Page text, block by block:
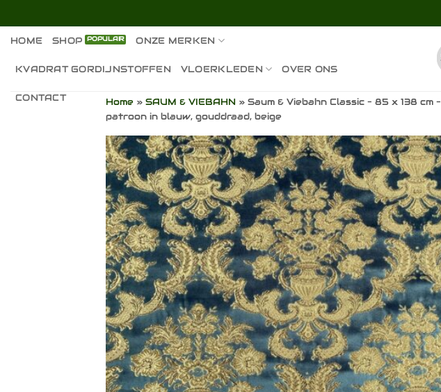
inhoud
HOME SHOP ONZE MERKEN
KVADRAT GORDIJNSTOFFEN VLOERKLEDEN OVER ONS
CONTACT Home » SAUM & VIEBAHN » Saum & Viebahn Classic – 85 x 138 cm
patroon in blauw, gouddraad, beige